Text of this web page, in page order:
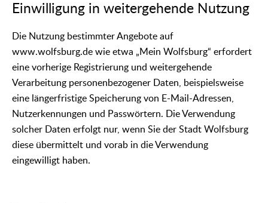
Einwilligung in weitergehende Nutzung
Die Nutzung bestimmter Angebote auf
www.wolfsburg.de wie etwa „Mein Wolfsburg“ erfordert
eine vorherige Registrierung und weitergehende
Verarbeitung personenbezogener Daten, beispielsweise
eine längerfristige Speicherung von E-Mail-Adressen,
Nutzerkennungen und Passwörtern. Die Verwendung
solcher Daten erfolgt nur, wenn Sie der Stadt Wolfsburg
diese übermittelt und vorab in die Verwendung
eingewilligt haben.